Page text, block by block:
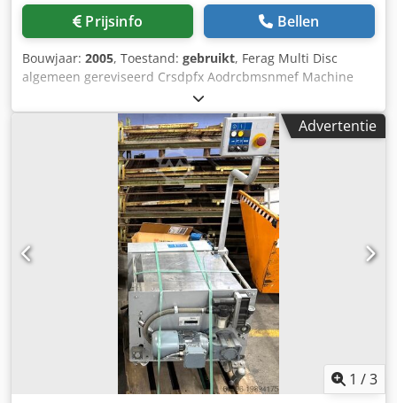
Prijsinfo Bellen
Bouwjaar: 2005, Toestand: gebruikt, Ferag Multi Disc
algemeen gereviseerd Crsdpfx Aodrcbmsnmef Machine
voor het wikkelen van inlegdelen voor latere automatische
invoeging in bedrukte producten
Advertentie
1 /3